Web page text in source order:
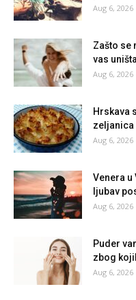
Aug 6, 2026
Zašto se
vas
Aug 6, 2026
Hrskava
zeljanica
Aug 6, 2026
Venera u
ljubav
Aug 6, 2026
Puder
zbog
Aug 6, 2026